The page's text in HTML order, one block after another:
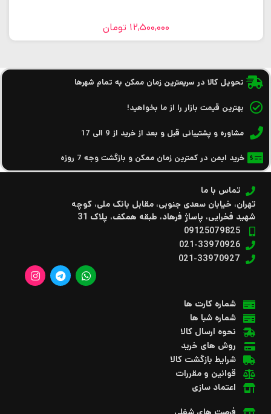
12,500,000 تومان
تحویل کالا در سریعترین زمان ممکن به تمام شهرها
بهترین قیمت بازار را از ما بخواهید!
مشاوره و پشتیبانی قبل و بعد از خرید از 9 الی 17
خرید ایمن در کمترین زمان ممکن و بازگشت وجه 7 روزه
تماس با ما
تهران، خیابان سعدی جنوبی، مقابل بانک ملی، کوچه
شهید فخرایی، پاساژ فرهاد، طبقه همکف، پلاک 31
09125079825
021-33970926
021-33970927
شماره کارت ها
شماره شبا ها
نحوه ارسال کالا
روش های خرید
شرایط بازگشت کالا
قوانین و مقررات
اعتماد سازی